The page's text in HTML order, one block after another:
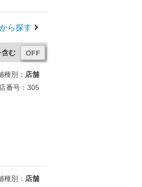
ら探す
含む
種別： 店舗
店番号：305
種別： 店舗